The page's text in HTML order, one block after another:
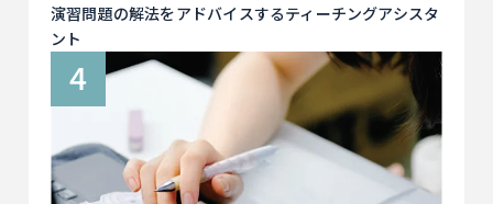
演習問題の解法をアドバイスするティーチングアシスタ
ント